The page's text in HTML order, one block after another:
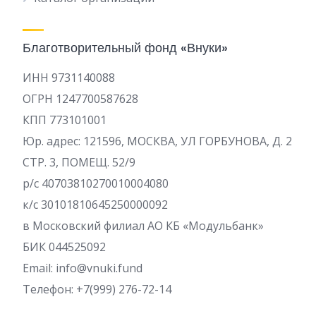
Благотворительный фонд «Внуки»
ИНН 9731140088
ОГРН 1247700587628
КПП 773101001
Юр. адрес: 121596, МОСКВА, УЛ ГОРБУНОВА, Д. 2
СТР. 3, ПОМЕЩ. 52/9
р/c 40703810270010004080
к/с 30101810645250000092
в Московский филиал АО КБ «Модульбанк»
БИК 044525092
Email: info@vnuki.fund
Телефон: +7(999) 276-72-14